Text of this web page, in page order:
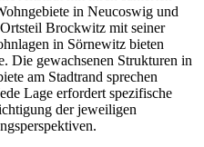
in Neucoswig und
Brockwitz mit seiner
in Sörnewitz bieten
Die gewachsenen Strukturen in
am Stadtrand sprechen
Lage erfordert spezifische
der jeweiligen